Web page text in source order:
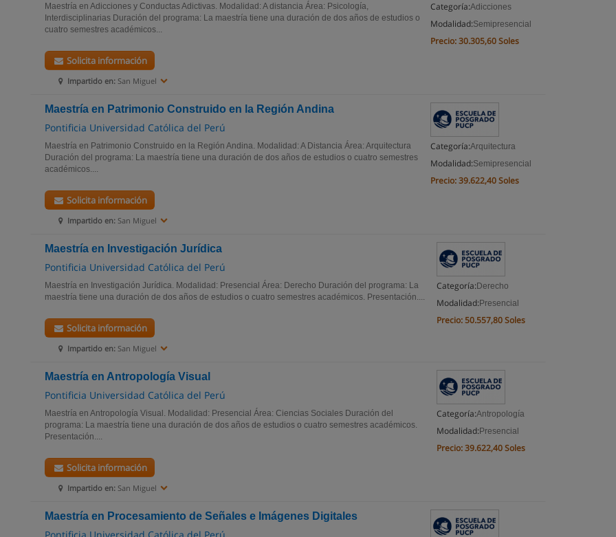
Categoría:Adicciones
Modalidad:Semipresencial
Precio:30.305,60 Soles
Maestría en Adicciones y Conductas Adictivas. Modalidad: A distancia Área: Psicología,
Interdisciplinarias Duración del programa: La maestría tiene una duración de dos años de estudios o
cuatro semestres académicos...
Impartido en: San Miguel
Solicita información
Maestría en Patrimonio Construido en la Región Andina
Pontificia Universidad Católica del Perú
Categoría:Arquitectura
Modalidad:Semipresencial
Precio:39.622,40 Soles
Maestría en Patrimonio Construido en la Región Andina. Modalidad: A Distancia Área: Arquitectura
Duración del programa: La maestría tiene una duración de dos años de estudios o cuatro semestres
académicos....
Impartido en: San Miguel
Solicita información
Maestría en Investigación Jurídica
Pontificia Universidad Católica del Perú
Categoría: Derecho
Modalidad: Presencial
Precio:50.557,80 Soles
Maestría en Investigación Jurídica. Modalidad: Presencial Área: Derecho Duración del programa: La
maestría tiene una duración de dos años de estudios o cuatro semestres académicos. Presentación....
Impartido en: San Miguel
Solicita información
Maestría en Antropología Visual
Pontificia Universidad Católica del Perú
Categoría:Antropología
Modalidad: Presencial
Precio:39.622,40 Soles
Maestría en Antropología Visual. Modalidad: Presencial Área: Ciencias Sociales Duración del
programa: La maestría tiene una duración de dos años de estudios o cuatro semestres académicos.
Presentación....
Impartido en: San Miguel
Solicita información
Maestría en Procesamiento de Señales e Imágenes Digitales